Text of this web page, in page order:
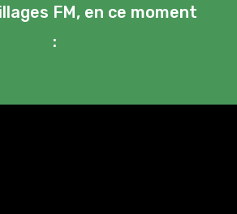
FM, en ce moment
: